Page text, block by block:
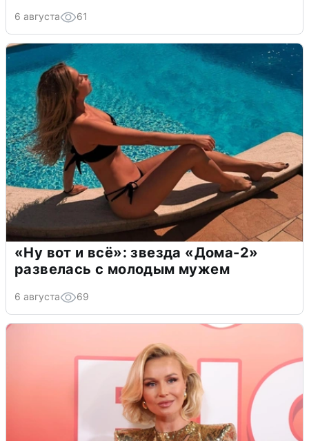
6 августа 61
«Ну вот и всё»: звезда «Дома-2»
развелась с молодым мужем
6 августа 69